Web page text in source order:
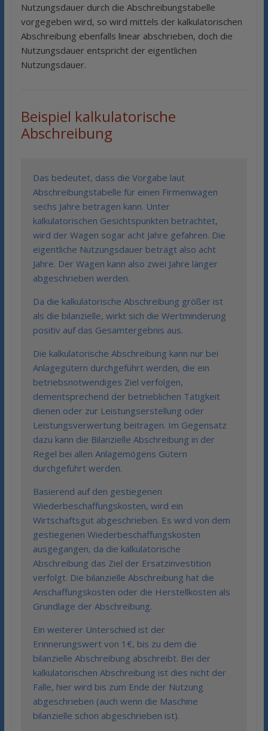
Nutzungsdauer durch die Abschreibungstabelle
vorgegeben wird, so wird mittels der kalkulatorischen
Abschreibung ebenfalls linear abschrieben, doch die
Nutzungsdauer entspricht der eigentlichen
Nutzungsdauer.
Beispiel kalkulatorische
Abschreibung
Das bedeutet, dass die Vorgabe laut
Abschreibungstabelle für einen Firmenwagen
sechs Jahre betragen kann. Unter
kalkulatorischen Gesichtspunkten betrachtet,
wird der Wagen sogar acht Jahre gefahren. Die
eigentliche Nutzungsdauer beträgt also acht
Jahre. Der Wagen kann also zwei Jahre länger
abgeschrieben werden.
Da die kalkulatorische Abschreibung größer ist
als die bilanzielle, wirkt sich die Wertminderung
positiv auf das Gesamtergebnis aus.
Die kalkulatorische Abschreibung kann nur bei
Anlagegütern durchgeführt werden, die ein
betriebsnotwendiges Ziel verfolgen,
dementsprechend der betrieblichen Tätigkeit
dienen oder zur Leistungserstellung oder
Leistungsverwertung beitragen. Im Gegensatz
dazu kann die Bilanzielle Abschreibung in der
Regel bei allen Anlagemögens Gütern
durchgeführt werden.
Basierend auf den gestiegenen
Wiederbeschaffungskosten, wird ein
Wirtschaftsgut abgeschrieben. Es wird von dem
gestiegenen Wiederbeschaffungskosten
ausgegangen, da die kalkulatorische
Abschreibung das Ziel der Ersatzinvestition
verfolgt. Die bilanzielle Abschreibung hat die
Anschaffungskosten oder die Herstellkosten als
Grundlage der Abschreibung.
Ein weiterer Unterschied ist der
Erinnerungswert von 1€, bis zu dem die
bilanzielle Abschreibung abschreibt. Bei der
kalkulatorischen Abschreibung ist dies nicht der
Falle, hier wird bis zum Ende der Nutzung
abgeschrieben (auch wenn die Maschine
bilanzielle schon abgeschrieben ist).